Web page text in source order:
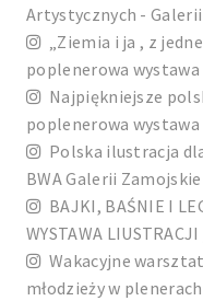
Artystycznych -
„Ziemia i ja , z
poplenerowa
Najpiękniejsze
poplenerowa
Polska ilustracja
BWA Galerii
BAJKI, BAŚNIE I
WYSTAWA
Wakacyjne
młodzieży w